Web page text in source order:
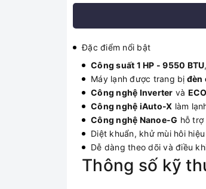
Đặc điểm nổi bật
Công suất 1 HP - 9550 BTU
Máy lạnh được trang bị đèn
Công nghệ Inverter và
Công nghệ iAuto-X làm
Công nghệ Nanoe-G hỗ trợ
Diệt khuẩn, khử mùi hôi
Dễ dàng theo dõi và điều
Thông số kỹ